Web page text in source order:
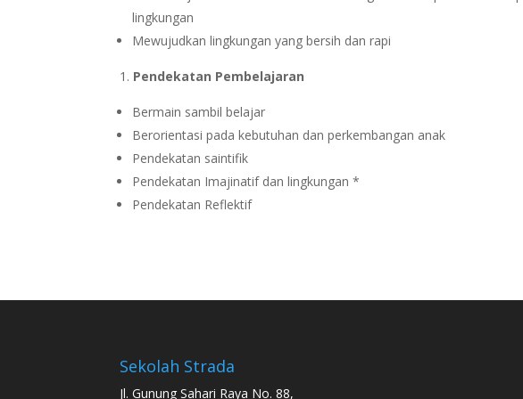
lingkungan
Mewujudkan lingkungan yang bersih dan rapi
Pendekatan Pembelajaran
Bermain sambil belajar
Berorientasi pada kebutuhan dan perkembangan anak
Pendekatan saintifik
Pendekatan Imajinatif dan lingkungan *
Pendekatan Reflektif
Sekolah Strada
Jl. Gunung Sahari Raya No. 88,